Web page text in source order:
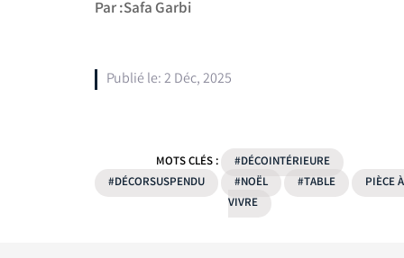
Par :Safa Garbi
Publié le: 2 Déc, 2025
MOTS CLÉS :
#DÉCOINTÉRIEURE
#DÉCORSUSPENDU
#NOËL #TABLE
PIÈCE À
VIVRE